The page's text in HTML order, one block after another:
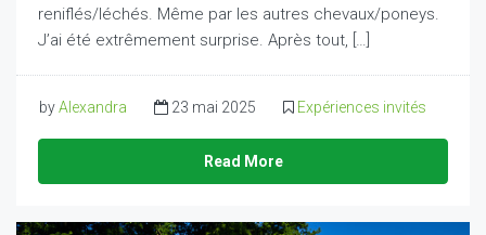
reniflés/léchés. Même par les autres chevaux/poneys.
J’ai été extrêmement surprise. Après tout, […]
byAlexandra 23 mai 2025 Expériences invités
Read More